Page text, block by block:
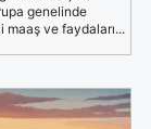
genelinde
ve faydaları...